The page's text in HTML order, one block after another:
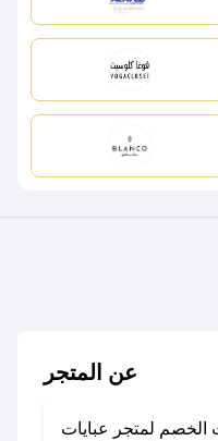
عن المتجر
لمتجر عبايات